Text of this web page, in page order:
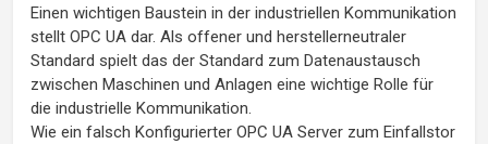
Einen wichtigen Baustein in der industriellen Kommunikation
stellt OPC UA dar. Als offener und herstellerneutraler
Standard spielt das der Standard zum Datenaustausch
zwischen Maschinen und Anlagen eine wichtige Rolle für
die industrielle Kommunikation.
Wie ein falsch Konfigurierter OPC UA Server zum Einfallstor